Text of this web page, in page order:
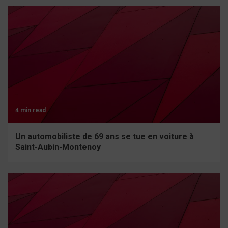
4 min read
Un automobiliste de 69 ans se tue en voiture à
Saint-Aubin-Montenoy